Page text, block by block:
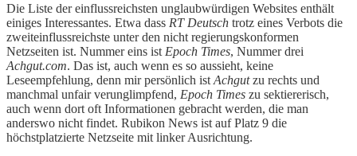
Die Liste der einflussreichsten unglaubwürdigen Websites enthält
einiges Interessantes. Etwa dass RT Deutsch trotz eines Verbots die
zweiteinflussreichste unter den nicht regierungskonformen
Netzseiten ist. Nummer eins ist Epoch Times, Nummer drei
Achgut.com. Das ist, auch wenn es so aussieht, keine
Leseempfehlung, denn mir persönlich ist Achgutzu rechts und
manchmal unfair verunglimpfend, Epoch Times zu sektiererisch,
auch wenn dort oft Informationen gebracht werden, die man
anderswo nicht findet. Rubikon News ist auf Platz 9 die
höchstplatzierte Netzseite mit linker Ausrichtung.